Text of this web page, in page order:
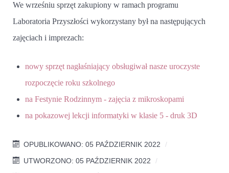
udostępniamklauzulę informacyjną.
Więcej...
Loading...
We wrześniu sprzęt zakupiony w ramach programu
Laboratoria Przyszłości wykorzystany był na następujących
zajęciach i imprezach:
nowy sprzęt nagłaśniający obsługiwał nasze uroczyste
rozpoczęcie roku szkolnego
na Festynie Rodzinnym - zajęcia z mikroskopami
na pokazowej lekcji informatyki w klasie 5 - druk 3D
OPUBLIKOWANO: 05 PAŹDZIERNIK 2022
UTWORZONO: 05 PAŹDZIERNIK 2022